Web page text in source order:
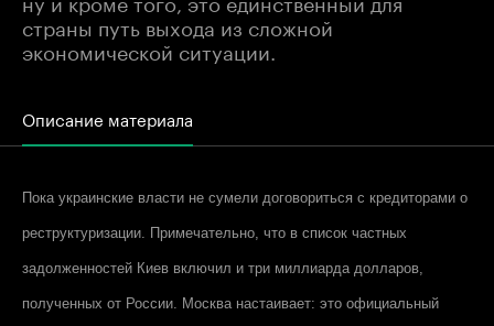
страны путь выхода из сложной
экономической ситуации.
Описание материала
Пока украинские власти не сумели договориться с кредиторами о
реструктуризации. Примечательно, что в список частных
задолженностей Киев включил и три миллиарда долларов,
полученных от России. Москва настаивает: это официальный